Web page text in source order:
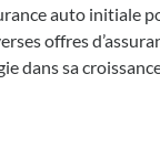
auto initiale
offres
dans sa